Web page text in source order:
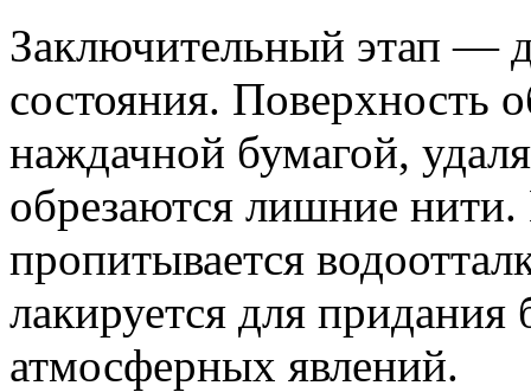
Заключительный этап —
состояния. Поверхность
наждачной бумагой,
обрезаются лишние нити.
пропитывается
лакируется для придания
атмосферных явлений.